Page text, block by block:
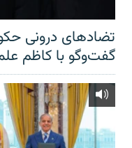
تضادهای درونی
گفت‌‌وگو با کاظم